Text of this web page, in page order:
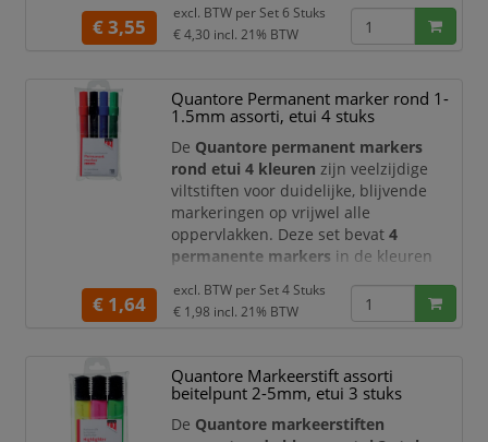
documenten. Dankzij de heldere
assorti kleuren brengt u snel overzicht
administratieve documenten.
De markeerstiften hebben een
beitelvormige punt met een
schrijfbreedte
€ 3,55
excl. BTW per Set 6 Stuks
€ 4,30 incl. 21% BTW
Quantore Permanent marker rond 1-
1.5mm assorti, etui 4 stuks
De Quantore permanent markers
rond etui 4 kleuren zijn veelzijdige
viltstiften voor duidelijke, blijvende
markeringen op vrijwel alle
oppervlakken. Deze set bevat4
permanente markers in de kleuren
ronde punt, schrijfbreedte van
1 tot
1,5 mm, sneldrogende reukarme inkt
zijn deze markers ideaal voor kantoor,
school, magazijn, werkplaats en
creatieve toepassingen.
€ 1,64
excl. BTW per Set 4 Stuks
€ 1,98 incl. 21% BTW
Quantore Markeerstift assorti
beitelpunt 2-5mm, etui 3 stuks
De Quantore markeerstiften